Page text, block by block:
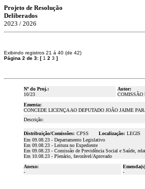
Projeto de Resolução
Deliberados
2023 / 2026
Exibindo registros 21 á 40 (de 42)
Página 2 de 3: [ 1 2 3 ]
Nº do Proj.:
10/23
Autor:
COMISSÃO
Ementa:
CONCEDE LICENÇA AO DEPUTADO JOÃO JAIME
Descrição:
Distribuição/Comissões: CPSS Localização: LEGIS
Em 09.08.23 - Departamento Legislativo
Em 09.08.23 - Leitura no Expediente
Em 09.08.23 - Comissão de Previdência Social e Saúde,
Em 10.08.23 - Plenário, favorável/Aprovado
Anexo:
-
-